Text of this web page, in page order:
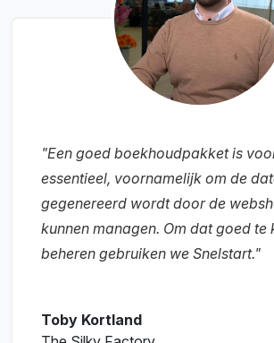
"Een goed boekhoudpakket is
essentieel, voornamelijk om de
gegenereerd wordt door de
kunnen managen. Om dat goed te
beheren gebruiken we Snelstart."
Toby Kortland